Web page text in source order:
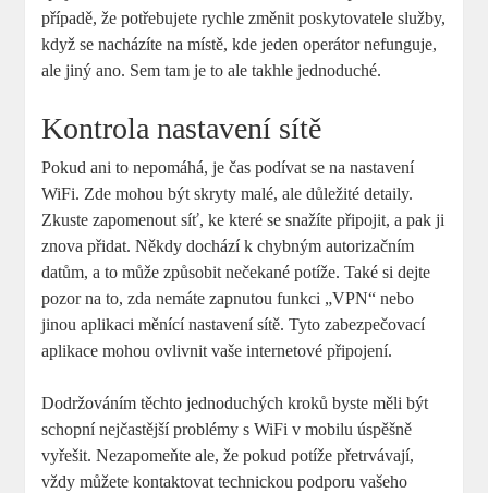
případě, že potřebujete rychle změnit poskytovatele služby,
když se nacházíte na místě, kde jeden operátor nefunguje,
ale jiný ano. Sem tam je to ale takhle jednoduché.
Kontrola nastavení sítě
Pokud ani to nepomáhá, je čas podívat se na nastavení
WiFi. Zde mohou být skryty malé, ale důležité detaily.
Zkuste zapomenout síť, ke které se snažíte připojit, a pak ji
znova přidat. Někdy dochází k chybným autorizačním
datům, a to může způsobit nečekané potíže. Také si dejte
pozor na to, zda nemáte zapnutou funkci „VPN“ nebo
jinou aplikaci měnící nastavení sítě. Tyto zabezpečovací
aplikace mohou ovlivnit vaše internetové připojení.
Dodržováním těchto jednoduchých kroků byste měli být
schopní nejčastější problémy s WiFi v mobilu úspěšně
vyřešit. Nezapomeňte ale, že pokud potíže přetrvávají,
vždy můžete kontaktovat technickou podporu vašeho